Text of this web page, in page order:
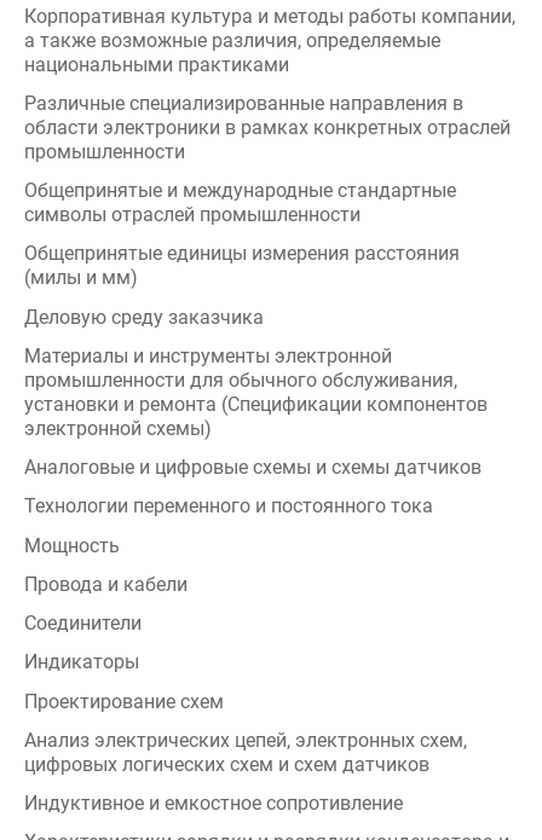
национальными практиками
Различные специализированные направления в
области электроники в рамках конкретных отраслей
промышленности
Общепринятые и международные стандартные
Общепринятые единицы измерения расстояния
Деловую среду заказчика
Материалы и инструменты электронной
установки и ремонта (Спецификации компонентов
электронной схемы)
Аналоговые и цифровые схемы и схемы датчиков
Технологии переменного и постоянного тока
Мощность
Провода и кабели
Соединители
Индикаторы
Проектирование схем
Анализ электрических цепей, электронных схем,
цифровых логических схем и схем датчиков
Индуктивное и емкостное сопротивление
Характеристики зарядки и разрядки конденсатора и
индуктора